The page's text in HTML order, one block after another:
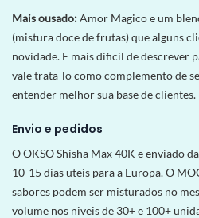
Mais ousado:Amor Magico e um
(mistura doce de frutas) que alguns
novidade. E mais dificil de descrever
vale trata-lo como complemento de
entender melhor sua base de clientes.
Envio e pedidos
O OKSO Shisha Max 40K e enviado
10-15 dias uteis para a Europa. O
sabores podem ser misturados no
volume nos niveis de 30+ e 100+